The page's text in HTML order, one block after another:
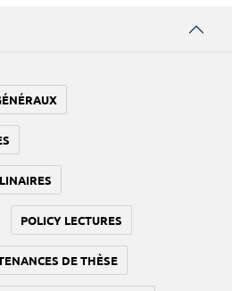
POLICY LECTURES
DE THÈSE